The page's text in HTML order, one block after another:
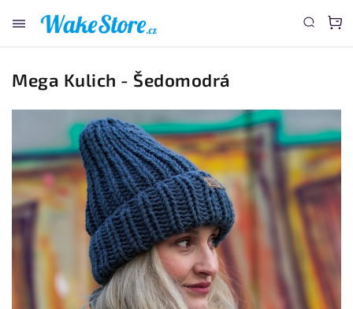
Mega Kulich - Šedomodrá
www.wakestore.cz - Chat